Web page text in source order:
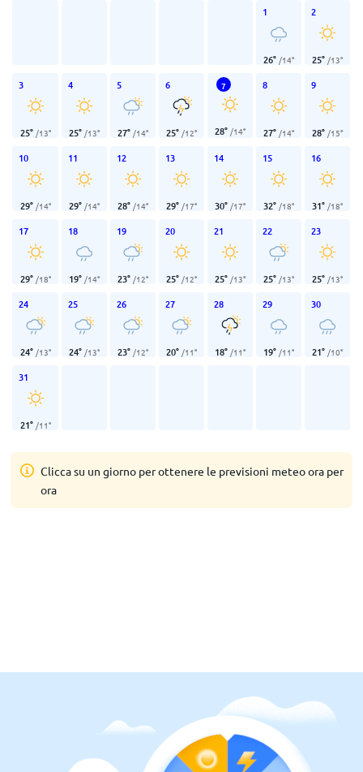
1
26° /14°
2
25° /13°
3
25° /13°
4
25° /13°
5
27° /14°
6
25° /12°
7
28° /14°
8
27° /14°
9
28° /15°
10
29° /14°
11
29° /14°
12
28° /14°
13
29° /17°
14
30° /17°
15
32° /18°
16
31° /18°
17
29° /18°
18
19° /14°
19
23° /12°
20
25° /12°
21
25° /13°
22
25° /13°
23
25° /13°
24
24° /13°
25
24° /13°
26
23° /12°
27
20° /11°
28
18° /11°
29
19° /11°
30
21° /10°
31
21° /11°
Clicca su un giorno per ottenere le previsioni meteo ora per
ora